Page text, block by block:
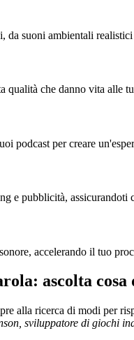
da suoni ambientali
che danno vita alle
podcast per creare
e pubblicità,
accelerando il tuo
ascolta
alla ricerca di modi per
sviluppatore di giochi